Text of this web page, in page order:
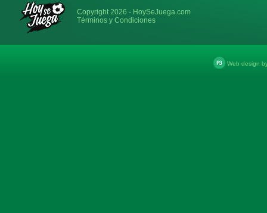
Copyright 2026 - HoySeJuega.com
Términos y Condiciones
Web design